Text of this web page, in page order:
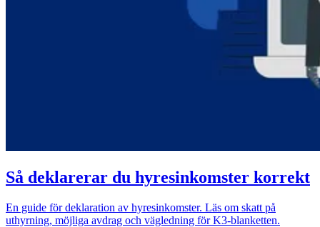
Så deklarerar du hyresinkomster korrekt
En guide för deklaration av hyresinkomster. Läs om skatt på
uthyrning, möjliga avdrag och vägledning för K3-blanketten.